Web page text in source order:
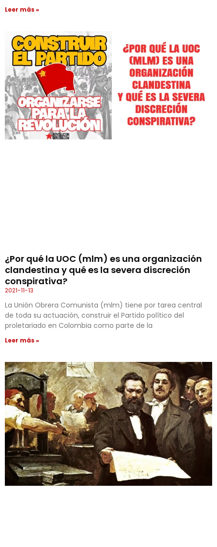
Leer más »
¿Por qué la UOC (mlm) es una organización
clandestina y qué es la severa discreción
conspirativa?
2021-11-13
La Unión Obrera Comunista (mlm) tiene por tarea central
de toda su actuación, construir el Partido político del
proletariado en Colombia como parte de la
Leer más »